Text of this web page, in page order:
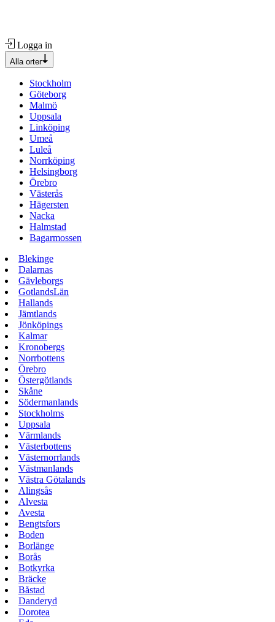
Logga in
Alla orter
Stockholm
Göteborg
Malmö
Uppsala
Linköping
Umeå
Luleå
Norrköping
Helsingborg
Örebro
Västerås
Hägersten
Nacka
Halmstad
Bagarmossen
Blekinge
Dalarnas
Gävleborgs
GotlandsLän
Hallands
Jämtlands
Jönköpings
Kalmar
Kronobergs
Norrbottens
Örebro
Östergötlands
Skåne
Södermanlands
Stockholms
Uppsala
Värmlands
Västerbottens
Västernorrlands
Västmanlands
Västra Götalands
Alingsås
Alvesta
Avesta
Bengtsfors
Boden
Borlänge
Borås
Botkyrka
Bräcke
Båstad
Danderyd
Dorotea